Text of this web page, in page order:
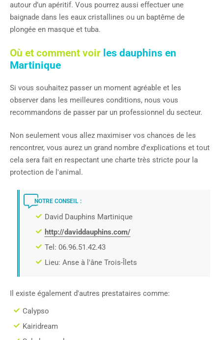
autour d’un apéritif. Vous pourrez aussi effectuer une
baignade dans les eaux cristallines ou un baptême de
plongée en masque et tuba.
Où et comment voir les dauphins en
Martinique
Si vous souhaitez passer un moment agréable et les
observer dans les meilleures conditions, nous vous
recommandons de passer par un professionnel du secteur.
Non seulement vous allez maximiser vos chances de les
rencontrer, vous aurez un grand nombre d'explications et tout
cela sera fait en respectant une charte très stricte pour la
protection de l'animal.
NOTRE CONSEIL :
David Dauphins Martinique
http://daviddauphins.com/
Tel: 06.96.51.42.43
Lieu: Anse à l'âne Trois-Îlets
Il existe également d'autres prestataires comme:
Calypso
Kairidream